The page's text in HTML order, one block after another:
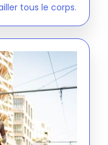
tous le corps.